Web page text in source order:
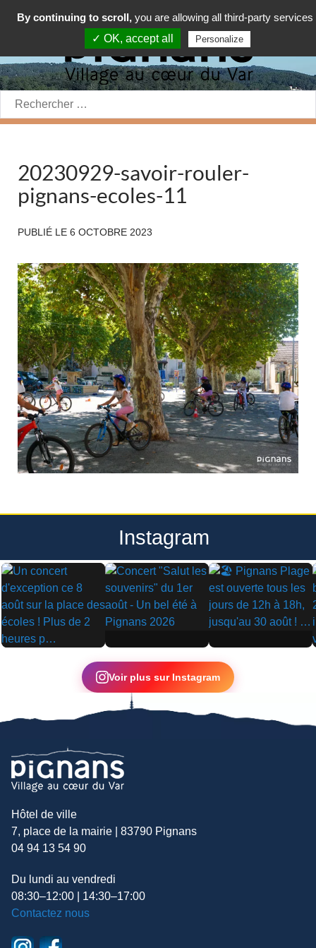
Rechercher:
20230929-savoir-rouler-
pignans-ecoles-11
PUBLIÉ LE 6 OCTOBRE 2023
Instagram
▶
▶ ▶
Voir plus sur Instagram
Hôtel de ville
7, place de la mairie | 83790 Pignans
04 94 13 54 90
Du lundi au vendredi
08:30–12:00 | 14:30–17:00
Contactez nous
By continuing to scroll, you are allowing all third-party services
✓ OK, accept all
Personalize